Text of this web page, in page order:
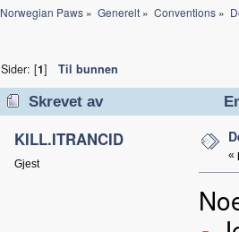
Norwegian Paws » Generelt» Conventions»
Sider: [1] Til bunnen
Skrevet av
KILL.ITRANCID
Gjest
«